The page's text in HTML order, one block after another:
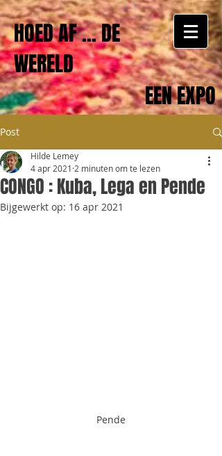
HOED AF ... DE
WERELD
EEN EXPO
Post
CONGO : Kuba, Lega en Pende
Hilde Lemey
4 apr 2021 2 minuten om te lezen
Bijgewerkt op: 16 apr 2021
Pende